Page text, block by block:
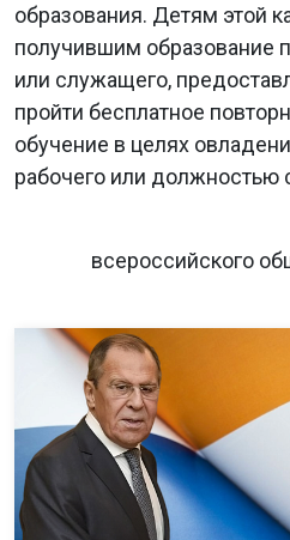
образования. Детям этой
получившим образование
или служащего,
пройти бесплатное
обучение в целях
рабочего или должностью
всероссийского